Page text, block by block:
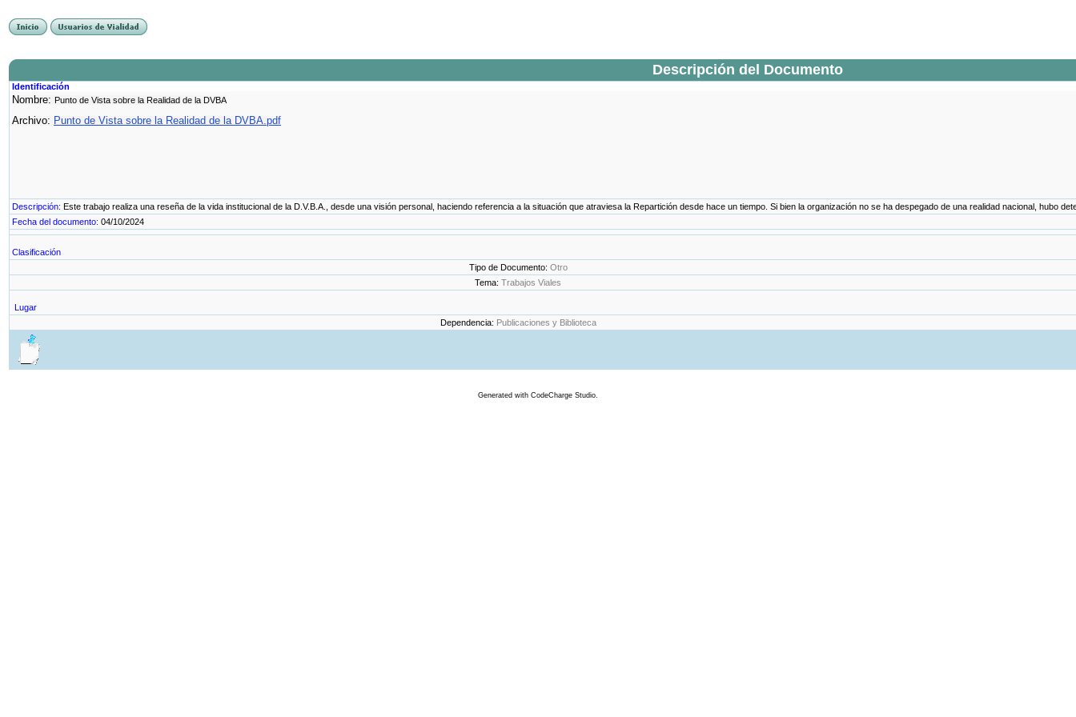
Descripción del Documento
Identificación
Nombre: Punto de Vista sobre la Realidad de la DVBA
Archivo: Punto de Vista sobre la Realidad de la DVBA.pdf
Descripción: Este trabajo realiza una reseña de la vida institucional de la D.V.B.A., desde una visión personal, haciendo referencia a la situación que atraviesa la Repartición desde hace un tiempo. Si bien la organización no se ha despegado de una realidad nacional, hubo
Fecha del documento: 04/10/2024
Clasificación
Tipo de Documento: Otro
Tema: Trabajos Viales
Lugar
Dependencia: Publicaciones y Biblioteca
Generated with CodeCharge Studio.